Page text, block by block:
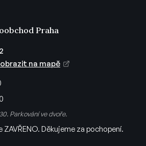
Praha
na mapě
Parkování ve dvoře.
Děkujeme za pochopení.